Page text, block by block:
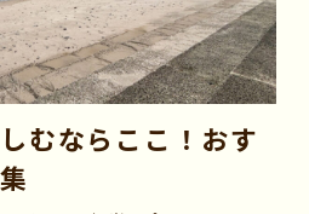
むならここ！おす